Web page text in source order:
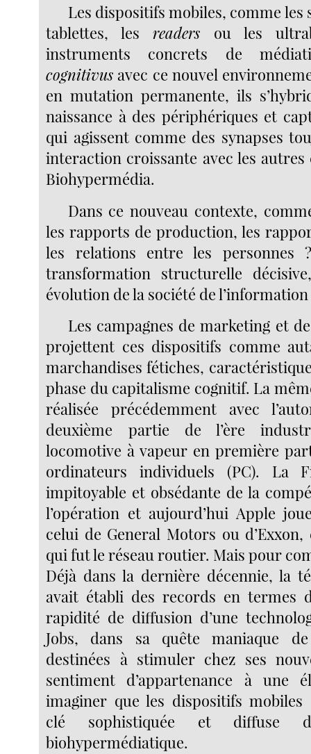
Les dispositifs mobiles, comme les
tablettes, lesreaders ou les
instruments concrets de
cognitivus avec ce nouvel
en mutation permanente, ils
naissance à des périphériques et
qui agissent comme des synapses
interaction croissante avec les autres
Biohypermédia.
Dans ce nouveau contexte,
les rapports de production, les
les relations entre les personnes
transformation structurelle
évolution de la société de l’information
Les campagnes de marketing et
projettent ces dispositifs comme
marchandises fétiches,
phase du capitalisme cognitif. La
réalisée précédemment avec
deuxième partie de l’ère
locomotive à vapeur en première
ordinateurs individuels (PC). La
impitoyable et obsédante de la
l’opération et aujourd’hui Apple
celui de General Motors ou
qui fut le réseau routier. Mais pour
Déjà dans la dernière décennie, la
avait établi des records en termes
rapidité de diffusion d’une
Jobs, dans sa quête maniaque
destinées à stimuler chez ses
sentiment d’appartenance à une
imaginer que les dispositifs mobiles
clé sophistiquée et diffuse
biohypermédiatique.